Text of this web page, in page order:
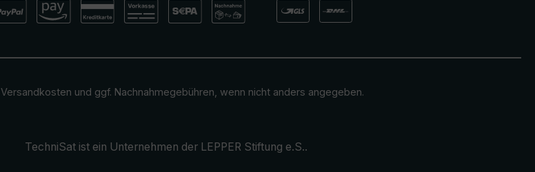
Versandkosten und ggf. Nachnahmegebühren, wenn nicht anders angegeben.
TechniSat ist ein Unternehmen der LEPPER Stiftung e.S..